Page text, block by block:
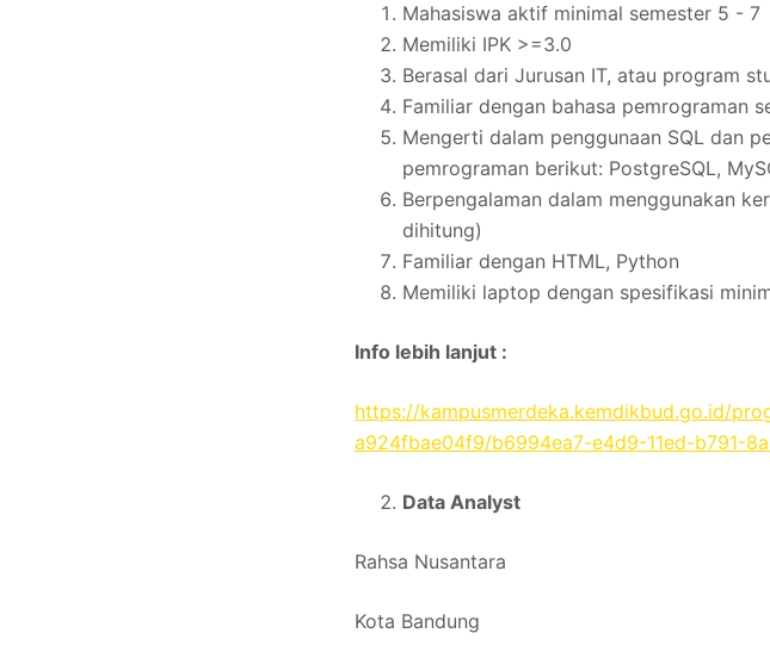
Mahasiswa aktif minimal semester 5 - 7
Memiliki IPK >=3.0
Berasal dari Jurusan IT, atau program
Familiar dengan bahasa pemrograman
Mengerti dalam penggunaan SQL dan
pemrograman berikut: PostgreSQL,
Berpengalaman dalam menggunakan
dihitung)
Familiar dengan HTML, Python
Memiliki laptop dengan spesifikasi
Info lebih lanjut :
https://kampusmerdeka.kemdikbud.go.id/
a924fbae04f9/b6994ea7-e4d9-11ed-b791-
Data Analyst
Rahsa Nusantara
Kota Bandung